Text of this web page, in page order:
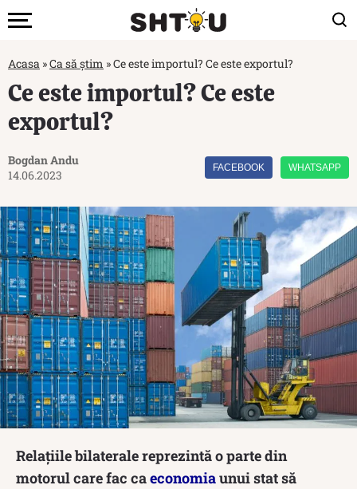
Acasa »Ca să știm »Ce este importul? Ce este exportul?
Ce este importul? Ce este
exportul?
Bogdan Andu
14.06.2023
FACEBOOK WHATSAPP
Relațiile bilaterale reprezintă o parte din
motorul care fac caeconomiaunui stat să